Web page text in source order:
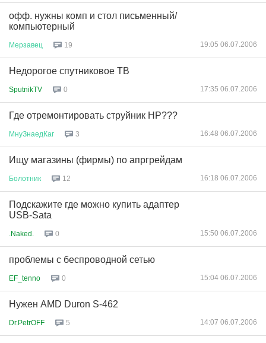
офф. нужны комп и стол письменный/
компьютерный
Мерзавец 19 19:05 06.07.2006
Недорогое спутниковое ТВ
SputnikTV 0 17:35 06.07.2006
Где отремонтировать струйник HP???
МнуЗнаедКаг 3 16:48 06.07.2006
Ищу магазины (фирмы) по апргрейдам
Болотник 12 16:18 06.07.2006
Подскажите где можно купить адаптер
USB-Sata
.Naked. 0 15:50 06.07.2006
проблемы с беспроводной сетью
EF_tenno 0 15:04 06.07.2006
Нужен AMD Duron S-462
Dr.PetrOFF 5 14:07 06.07.2006